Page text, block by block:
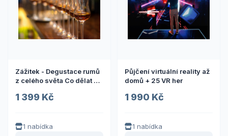
Zážitek - Degustace rumů
z celého světa Co dělat v
za zážitky
1 399 Kč
1 nabídka
Půjčení virtuální reality až
domů + 25 VR her
1 990 Kč
1 nabídka